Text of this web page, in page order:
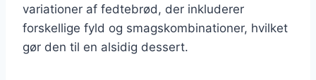
variationer af fedtebrød, der inkluderer
forskellige fyld og smagskombinationer, hvilket
gør den til en alsidig dessert.